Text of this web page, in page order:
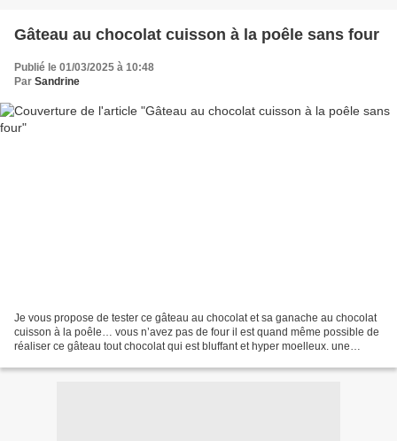
Gâteau au chocolat cuisson à la poêle sans four
Publié le 01/03/2025 à 10:48
Par Sandrine
Je vous propose de tester ce gâteau au chocolat et sa ganache au chocolat
cuisson à la poêle… vous n’avez pas de four il est quand même possible de
réaliser ce gâteau tout chocolat qui est bluffant et hyper moelleux. une